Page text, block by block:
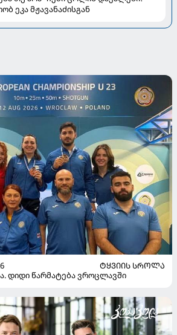
ეკა მჟავანაძისგან
ᲢᲧᲕᲘᲘᲡ ᲡᲠᲝᲚᲐ
დიდი წარმატება ვროცლავში